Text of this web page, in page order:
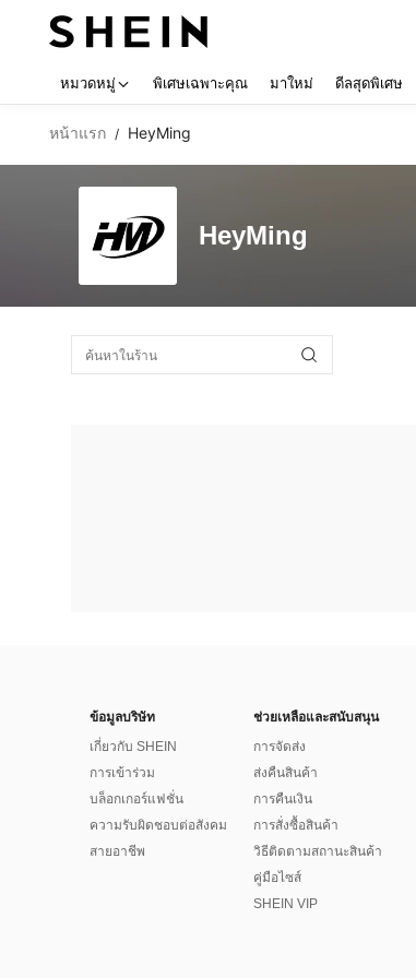
หมวดหมู่ พิเศษเฉพาะคุณ มาใหม่ ดีลสุดพิเศษ
หน้าแรก / HeyMing
HeyMing
ข้อมูลบริษัท
เกี่ยวกับ SHEIN
การเข้าร่วม
บล็อกเกอร์แฟชั่น
ความรับผิดชอบต่อสังคม
สายอาชีพ
ช่วยเหลือและสนับสนุน
การจัดส่ง
ส่งคืนสินค้า
การคืนเงิน
การสั่งซื้อสินค้า
วิธีติดตามสถานะสินค้า
คู่มือไซส์
SHEIN VIP